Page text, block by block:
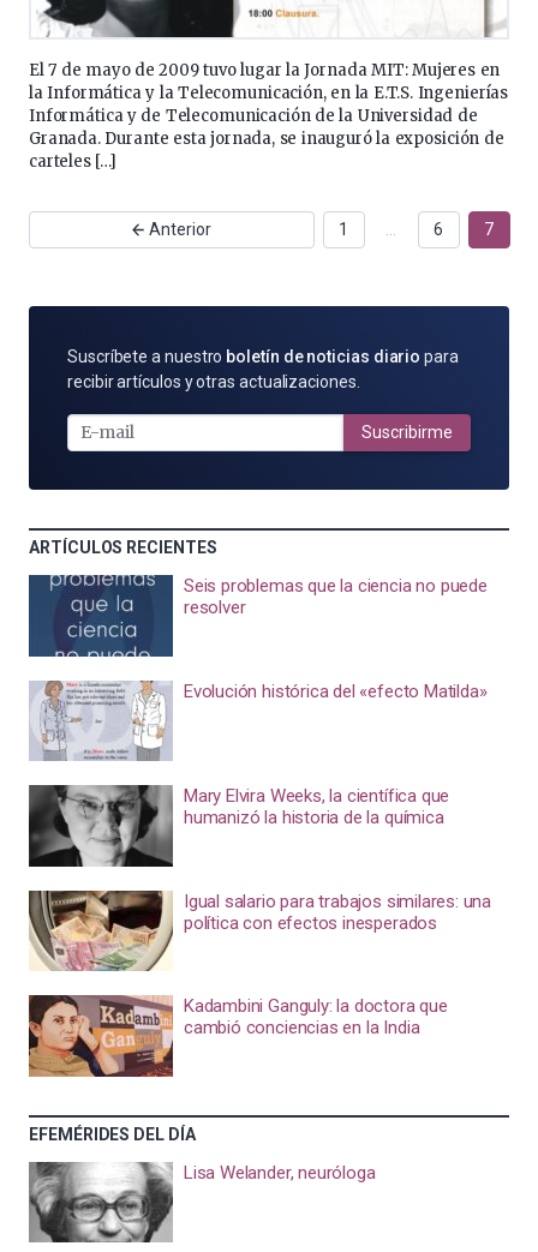
El 7 de mayo de 2009 tuvo lugar la Jornada MIT: Mujeres en
la Informática y la Telecomunicación, en la E.T.S. Ingenierías
Informática y de Telecomunicación de la Universidad de
Granada. Durante esta jornada, se inauguró la exposición de
carteles […]
Anterior 1 6 7
SUSCRÍBETE
POR
MAIL
Suscríbete a nuestro boletín de noticias diario para
recibir artículos y otras actualizaciones.
Suscribirme
ARTÍCULOS RECIENTES
Seis problemas que la ciencia no puede
resolver
Evolución histórica del «efecto Matilda»
Mary Elvira Weeks, la científica que
humanizó la historia de la química
Igual salario para trabajos similares: una
política con efectos inesperados
Kadambini Ganguly: la doctora que
cambió conciencias en la India
EFEMÉRIDES DEL DÍA
Lisa Welander, neuróloga